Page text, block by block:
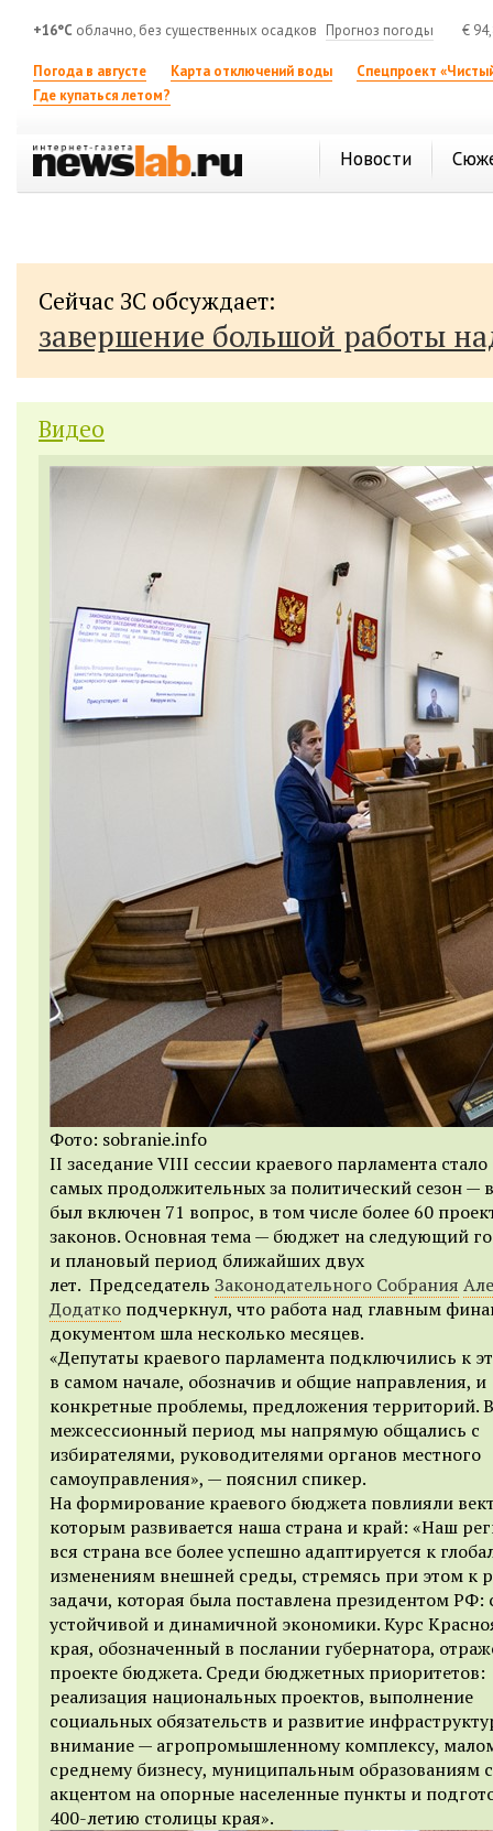
+16°C облачно, без существенных осадков Прогноз погоды €
Погода в августе Карта отключений воды
Спецпроект
Где купаться летом?
Новости
Сейчас ЗС обсуждает:
завершение большой работы
Видео
Фото: sobranie.info
II заседание VIII сессии краевого парламента
самых продолжительных за политический сезон —
был включен 71 вопрос, в том числе более 60
законов. Основная тема — бюджет на следующий
и плановый период ближайших двух
лет. Председатель Законодательного Собрания
Додатко подчеркнул, что работа над главным
документом шла несколько месяцев.
«Депутаты краевого парламента подключились к
в самом начале, обозначив и общие направления, и
конкретные проблемы, предложения территорий. В
межсессионный период мы напрямую общались с
избирателями, руководителями органов местного
самоуправления», — пояснил спикер.
На формирование краевого бюджета повлияли
которым развивается наша страна и край: «Наш
вся страна все более успешно адаптируется к
изменениям внешней среды, стремясь при этом к
задачи, которая была поставлена президентом РФ:
устойчивой и динамичной экономики. Курс
края, обозначенный в послании губернатора,
проекте бюджета. Среди бюджетных приоритетов:
реализация национальных проектов, выполнение
социальных обязательств и развитие
внимание — агропромышленному комплексу,
среднему бизнесу, муниципальным образованиям с
акцентом на опорные населенные пункты и
400-летию столицы края».